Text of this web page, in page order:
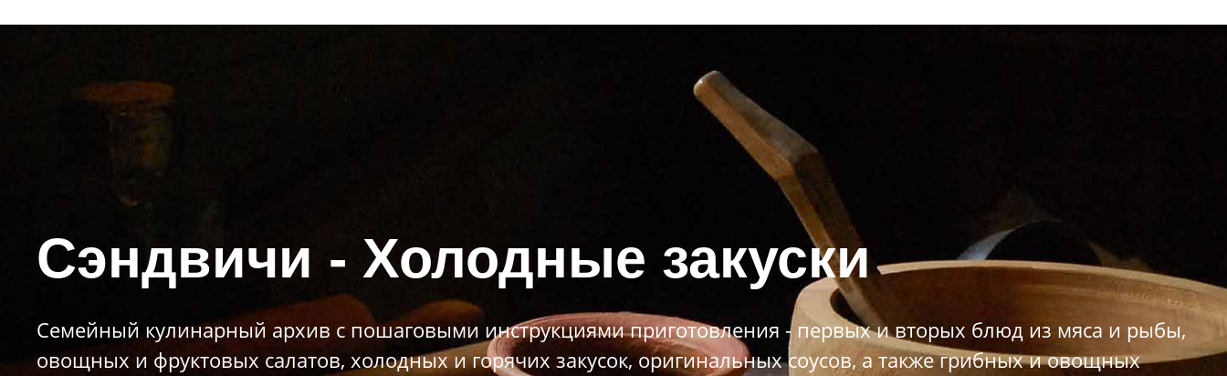
Сэндвичи - Холодные закуски
Семейный кулинарный архив с пошаговыми инструкциями приготовления - первых и вторых блюд из мяса и рыбы,
овощных и фруктовых салатов, холодных и горячих закусок, оригинальных соусов, а также грибных и овощных